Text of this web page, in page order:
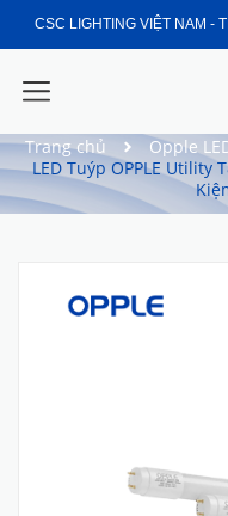
CSC LIGHTING VIỆT NAM -
Trang chủ Opple
LED Tuýp OPPLE Utility